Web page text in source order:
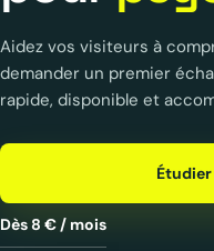
Aidez vos visiteurs à
demander un premier
rapide, disponible et
Dès 8 € / mois